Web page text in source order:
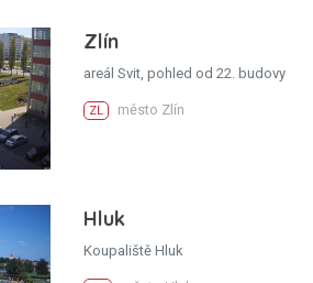
Zlín
areál Svit, pohled od 22. budovy
ZL město Zlín
Hluk
Koupaliště Hluk